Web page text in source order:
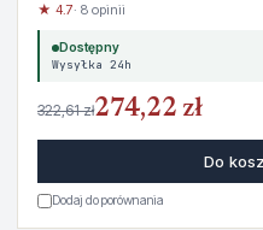
★ 4.7· 8 opinii
Dostępny
Wysyłka 24h
322,61 zł274,22 zł
Do
Dodaj do porównania